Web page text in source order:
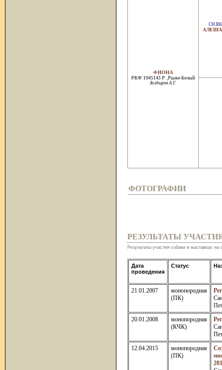
ФИОНА
РКФ 1945143 Р ,Рыже-Белый
Золдырев А.Г.
ФОТОГРАФИИ
РЕЗУЛЬТАТЫ
Результаты участия собаки в выставках
Дата
проведения
Статус
21.01.2007
монопородная
(ПК)
20.01.2008
монопородная
(КЧК)
12.04.2015
монопородная
(ПК)